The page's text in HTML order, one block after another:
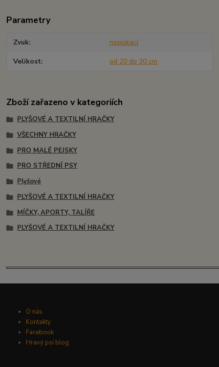
Parametry
Zvuk nepískací
Velikost od 20 do 30 cm
Zboží zařazeno v kategoriích
PLYŠOVÉ A TEXTILNÍ HRAČKY
VŠECHNY HRAČKY
PRO MALÉ PEJSKY
PRO STŘEDNÍ PSY
Plyšové
PLYŠOVÉ A TEXTILNÍ HRAČKY
MÍČKY, APORTY, TALÍŘE
PLYŠOVÉ A TEXTILNÍ HRAČKY
O nás
Kontakty
Facebook
Hravý psí blog